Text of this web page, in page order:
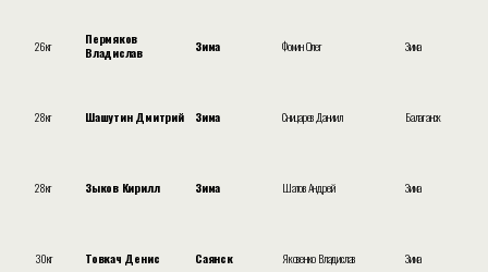
26кг
Пермяков
Владислав
Зима Фомин Олег Зима
28кг Шашутин Дмитрий Зима Сницарев Даниил Балаганск
28кг Зыков Кирилл Зима Шатов Андрей Зима
30кг Товкач Денис Саянск Яковенко Владислав Зима